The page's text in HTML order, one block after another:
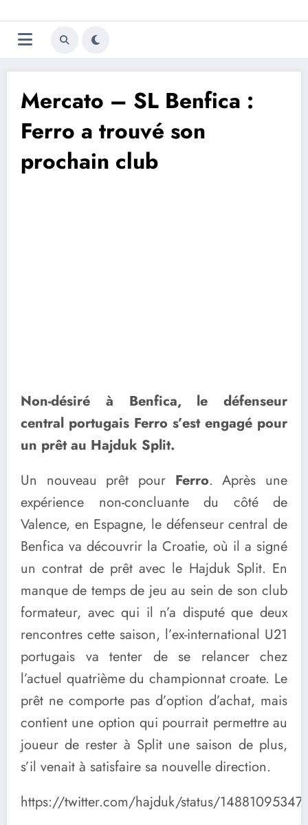
au
contenu
Trivela
L'actualité du football
Mercato – SL Benfica :
Ferro a trouvé son
prochain club
Non-désiré à Benfica, le défenseur
central portugais Ferro s’est engagé pour
un prêt au Hajduk Split.
Un nouveau prêt pour Ferro. Après une
expérience non-concluante du côté de
Valence, en Espagne, le défenseur central de
Benfica va découvrir la Croatie, où il a signé
un contrat de prêt avec le Hajduk Split. En
manque de temps de jeu au sein de son club
formateur, avec qui il n’a disputé que deux
rencontres cette saison, l’ex-international U21
portugais va tenter de se relancer chez
l’actuel quatrième du championnat croate. Le
prêt ne comporte pas d’option d’achat, mais
contient une option qui pourrait permettre au
joueur de rester à Split une saison de plus,
s’il venait à satisfaire sa nouvelle direction.
https://twitter.com/hajduk/status/